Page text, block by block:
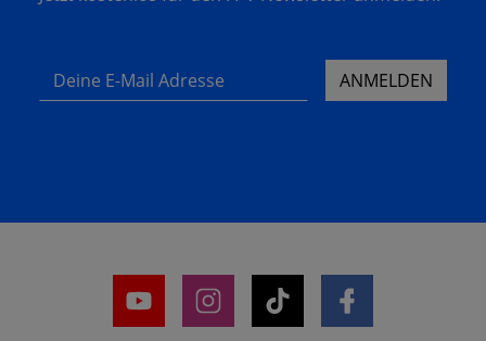
Deine E-Mail Adresse ANMELDEN